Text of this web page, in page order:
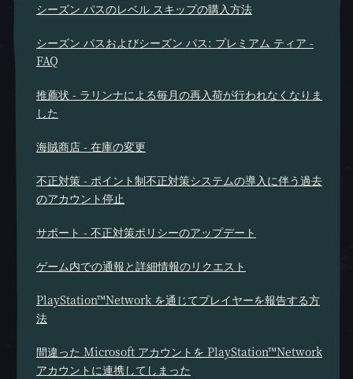
シーズン パスのレベル スキップの購入方法
シーズン パスおよびシーズン パス: プレミアム ティア -
FAQ
推薦状 - ラリンナによる毎月の再入荷が行われなくなりま
した
海賊商店 - 在庫の変更
不正対策 - ポイント制不正対策システムの導入に伴う過去
のアカウント停止
サポート - 不正対策ポリシーのアップデート
ゲーム内での通報と詳細情報のリクエスト
PlayStation™Network を通じてプレイヤーを報告する方
法
間違った Microsoft アカウントを PlayStation™Network
アカウントに連携してしまった